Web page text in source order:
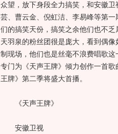
众望，放下身段全力搞笑，和安徽卫
芸、曹云金、倪虹洁、李易峰等第
们的搞笑天份，搞笑之余他们也不
天羽泉的粉丝团很是庞大，看到偶
制现场，他们也是丝毫不浪费唱歌
专门为《天声王牌》倾力创作一首
王牌》第二季将盛大首播。
《天声王牌》
安徽卫视